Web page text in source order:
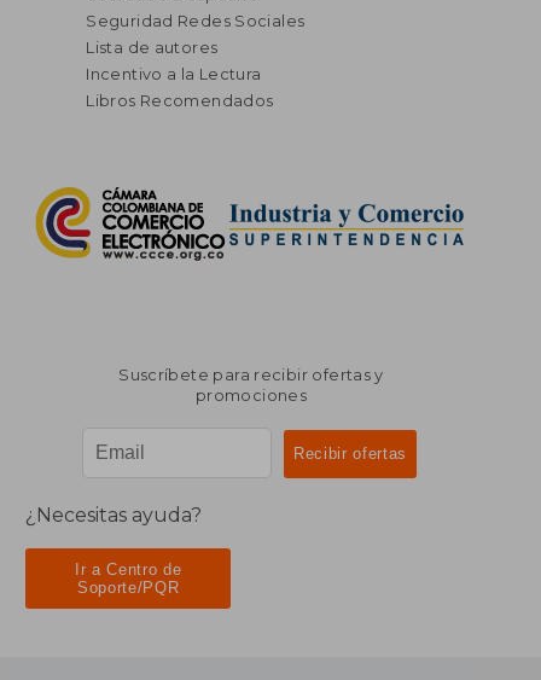
Seguridad Redes Sociales
Lista de autores
Incentivo a la Lectura
Libros Recomendados
Suscríbete para recibir ofertas y
promociones
¿Necesitas ayuda?
Ir a Centro de
Soporte/PQR